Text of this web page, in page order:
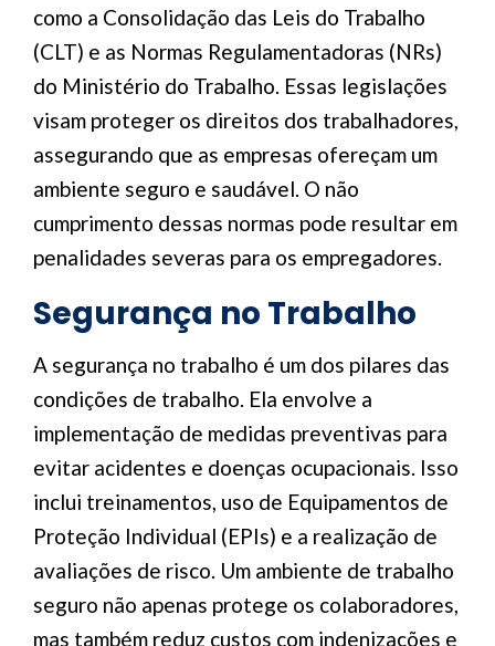
como a Consolidação das Leis do Trabalho
(CLT) e as Normas Regulamentadoras (NRs)
do Ministério do Trabalho. Essas legislações
visam proteger os direitos dos trabalhadores,
assegurando que as empresas ofereçam um
ambiente seguro e saudável. O não
cumprimento dessas normas pode resultar em
penalidades severas para os empregadores.
Segurança no Trabalho
A segurança no trabalho é um dos pilares das
condições de trabalho. Ela envolve a
implementação de medidas preventivas para
evitar acidentes e doenças ocupacionais. Isso
inclui treinamentos, uso de Equipamentos de
Proteção Individual (EPIs) e a realização de
avaliações de risco. Um ambiente de trabalho
seguro não apenas protege os colaboradores,
mas também reduz custos com indenizações e